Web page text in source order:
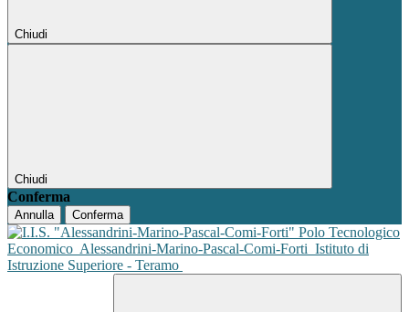
Chiudi
Chiudi
Conferma
Annulla Conferma
Polo Tecnologico
Economico Alessandrini-Marino-Pascal-Comi-Forti Istituto di
Istruzione Superiore - Teramo